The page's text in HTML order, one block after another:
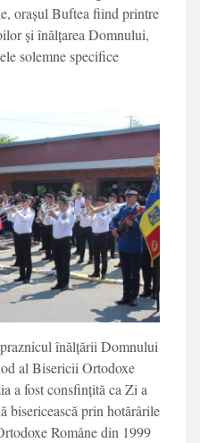
ora­șul Buftea fiind printre
și înălțarea Dom­nului,
solemne specifice
înălțării Domnului
al Bise­ricii Ortodoxe
a fost consfințită ca Zi a
bi­sericească prin hotărârile
Române din 1999